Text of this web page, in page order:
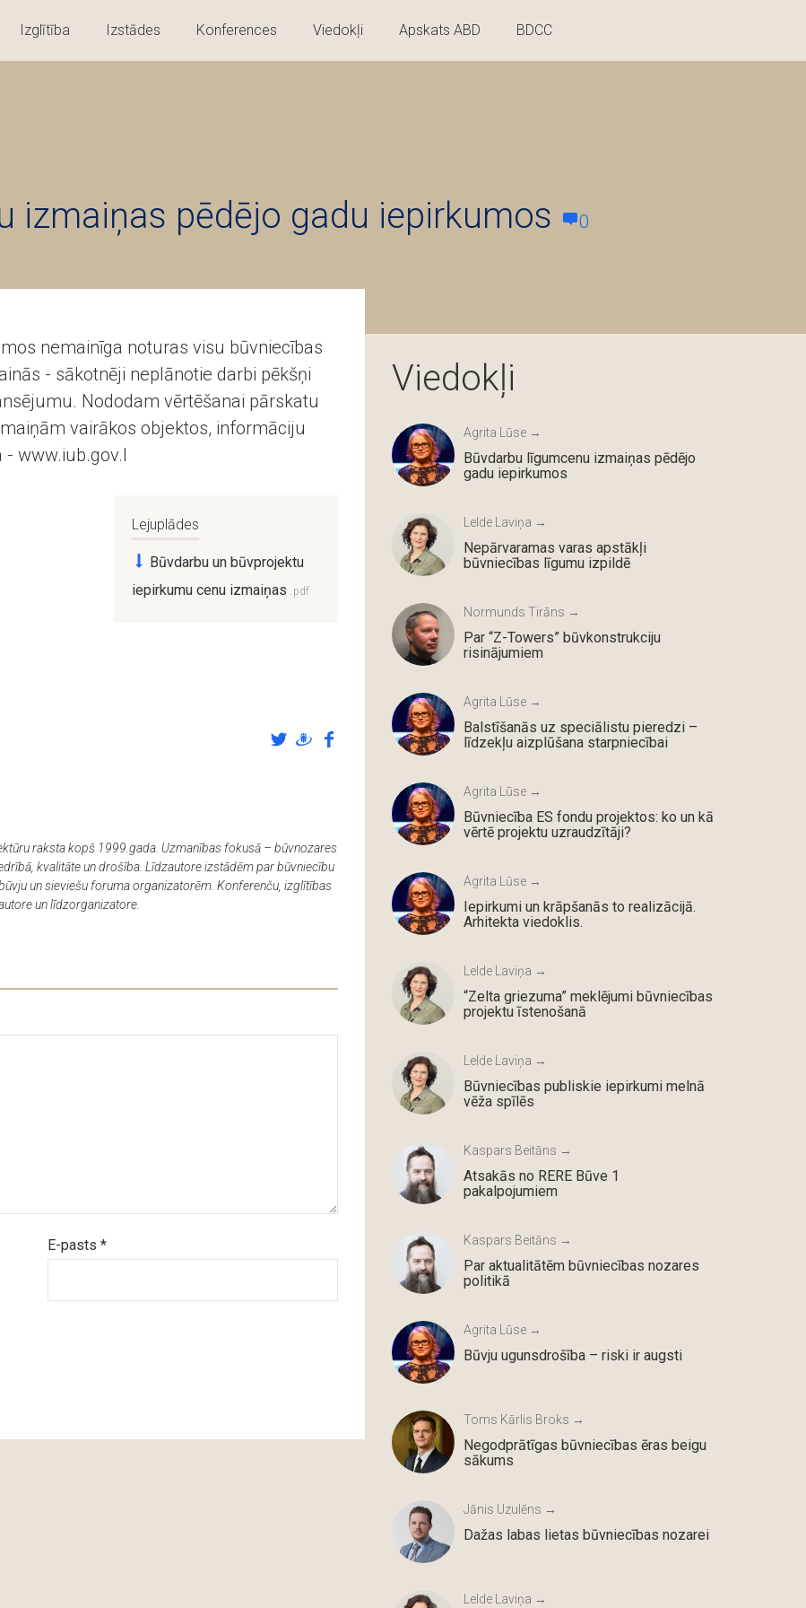
Izglītība Izstādes Konferences Viedokļi Apskats ABD BDCC
izmaiņas pēdējo gadu iepirkumos 0
nemainīga noturas visu būvniecības
- sākotnēji neplānotie darbi pēkšņi
Nododam vērtēšanai pārskatu
vairākos objektos, informāciju
www.iub.gov.l
Lejuplādes
Būvdarbu un būvprojektu
iepirkumu cenu izmaiņas
raksta kopš 1999.gada. Uzmanības fokusā – būvnozares
kvalitāte un drošība. Līdzautore izstādēm par būvniecību
un sieviešu foruma organizatorēm. Konferenču, izglītības
un līdzorganizatore.
E-pasts *
Viedokļi
Agrita Lūse →
Būvdarbu līgumcenu izmaiņas pēdējo
gadu iepirkumos
Lelde Laviņa →
Nepārvaramas varas apstākļi
būvniecības līgumu izpildē
Normunds Tirāns →
Par “Z-Towers” būvkonstrukciju
risinājumiem
Agrita Lūse →
Balstīšanās uz speciālistu pieredzi –
līdzekļu aizplūšana starpniecībai
Agrita Lūse →
Būvniecība ES fondu projektos: ko un kā
vērtē projektu uzraudzītāji?
Agrita Lūse →
Iepirkumi un krāpšanās to realizācijā.
Arhitekta viedoklis.
Lelde Laviņa →
“Zelta griezuma” meklējumi būvniecības
projektu īstenošanā
Lelde Laviņa →
Būvniecības publiskie iepirkumi melnā
vēža spīlēs
Kaspars Beitāns →
Atsakās no RERE Būve 1
pakalpojumiem
Kaspars Beitāns →
Par aktualitātēm būvniecības nozares
politikā
Agrita Lūse →
Būvju ugunsdrošība – riski ir augsti
Toms Kārlis Broks →
Negodprātīgas būvniecības ēras beigu
sākums
Jānis Uzulēns →
Dažas labas lietas būvniecības nozarei
Lelde Laviņa →